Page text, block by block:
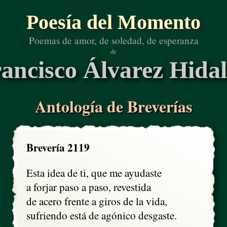
Poesía del Momento
Poemas de amor, de soledad, de esperanza
de
Álvarez
Antología de Breverías
Brevería 2119
Esta idea de ti, que me ayudaste
a forjar paso a paso, revestida
de acero frente a giros de la vida,
sufriendo está de agónico desgaste.